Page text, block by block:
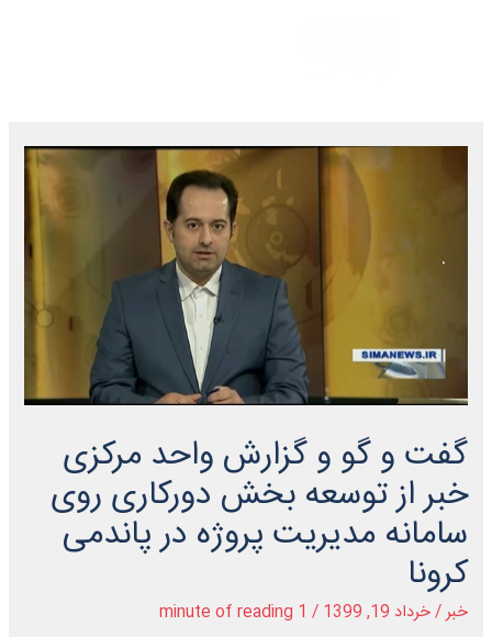
گفت و گو و گزارش واحد مرکزی
خبر از توسعه بخش دورکاری روی
سامانه مدیریت پروژه در پاندمی
کرونا
خبر/خرداد 19, 1399 /
1 minute of reading